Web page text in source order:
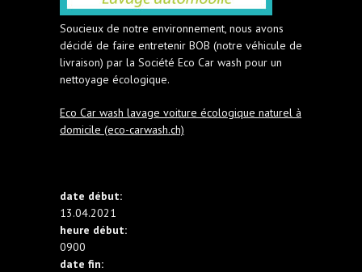
Soucieux de notre environnement, nous avons
décidé de faire entretenir BOB (notre véhicule de
livraison) par la Société Eco Car wash pour un
nettoyage écologique.
Eco Car wash lavage voiture écologique naturel à
domicile (eco-carwash.ch)
date début:
13.04.2021
heure début:
0900
date fin: